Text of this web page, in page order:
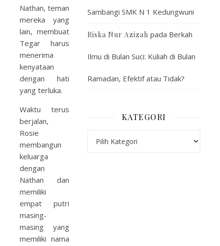
Nathan, teman
mereka yang
lain, membuat
Tegar harus
menerima
kenyataan
dengan hati
yang terluka.
Waktu terus
berjalan,
Rosie
membangun
keluarga
dengan
Nathan dan
memiliki
empat putri
masing-
masing yang
memiliki nama
Sambangi SMK N 1 Kedungwuni
Riska Nur Azizah pada Berkah
Ilmu di Bulan Suci: Kuliah di Bulan
Ramadan, Efektif atau Tidak?
KATEGORI